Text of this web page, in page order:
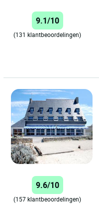
9.1/10
(131 klantbeoordelingen)
9.6/10
(157 klantbeoordelingen)